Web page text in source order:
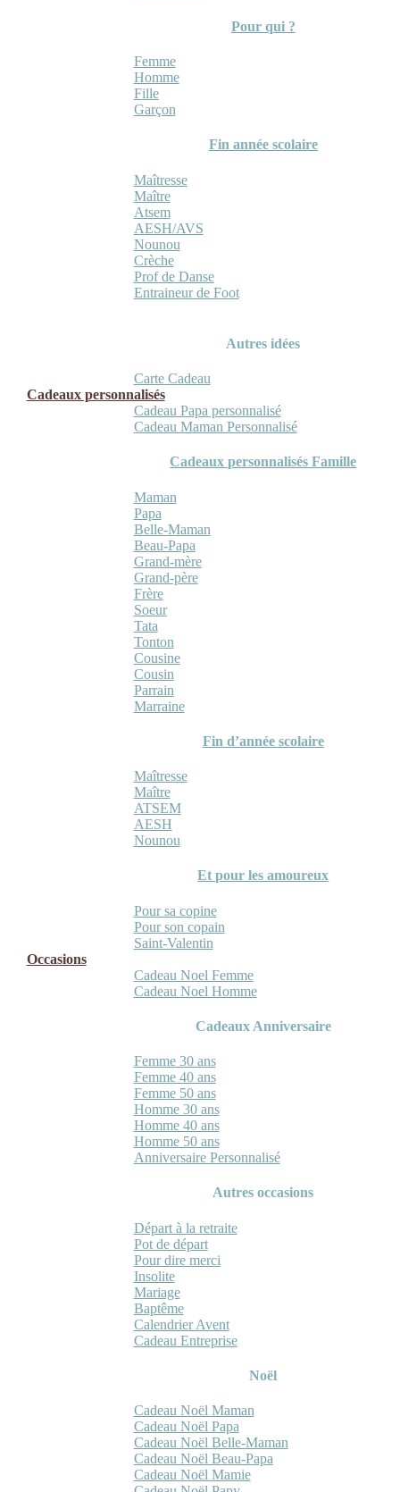
Pour qui ?
Femme
Homme
Fille
Garçon
Fin année scolaire
Maîtresse
Maître
Atsem
AESH/AVS
Nounou
Crèche
Prof de Danse
Entraineur de Foot
Autres idées
Carte Cadeau
Cadeaux personnalisés
Cadeau Papa personnalisé
Cadeau Maman Personnalisé
Cadeaux personnalisés Famille
Maman
Papa
Belle-Maman
Beau-Papa
Grand-mère
Grand-père
Frère
Soeur
Tata
Tonton
Cousine
Cousin
Parrain
Marraine
Fin d’année scolaire
Maîtresse
Maître
ATSEM
AESH
Nounou
Et pour les amoureux
Pour sa copine
Pour son copain
Saint-Valentin
Occasions
Cadeau Noel Femme
Cadeau Noel Homme
Cadeaux Anniversaire
Femme 30 ans
Femme 40 ans
Femme 50 ans
Homme 30 ans
Homme 40 ans
Homme 50 ans
Anniversaire Personnalisé
Autres occasions
Départ à la retraite
Pot de départ
Pour dire merci
Insolite
Mariage
Baptême
Calendrier Avent
Cadeau Entreprise
Noël
Cadeau Noël Maman
Cadeau Noël Papa
Cadeau Noël Belle-Maman
Cadeau Noël Beau-Papa
Cadeau Noël Mamie